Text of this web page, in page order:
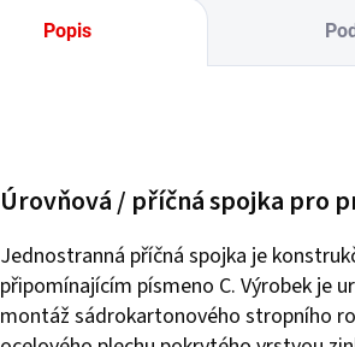
Popis
Úrovňová / příčná spojka pro
Jednostranná příčná spojka je
připomínajícím písmeno C. Výrobek je
montáž sádrokartonového stropního